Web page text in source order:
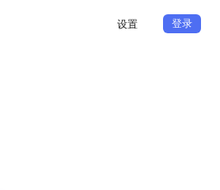
设置 登录